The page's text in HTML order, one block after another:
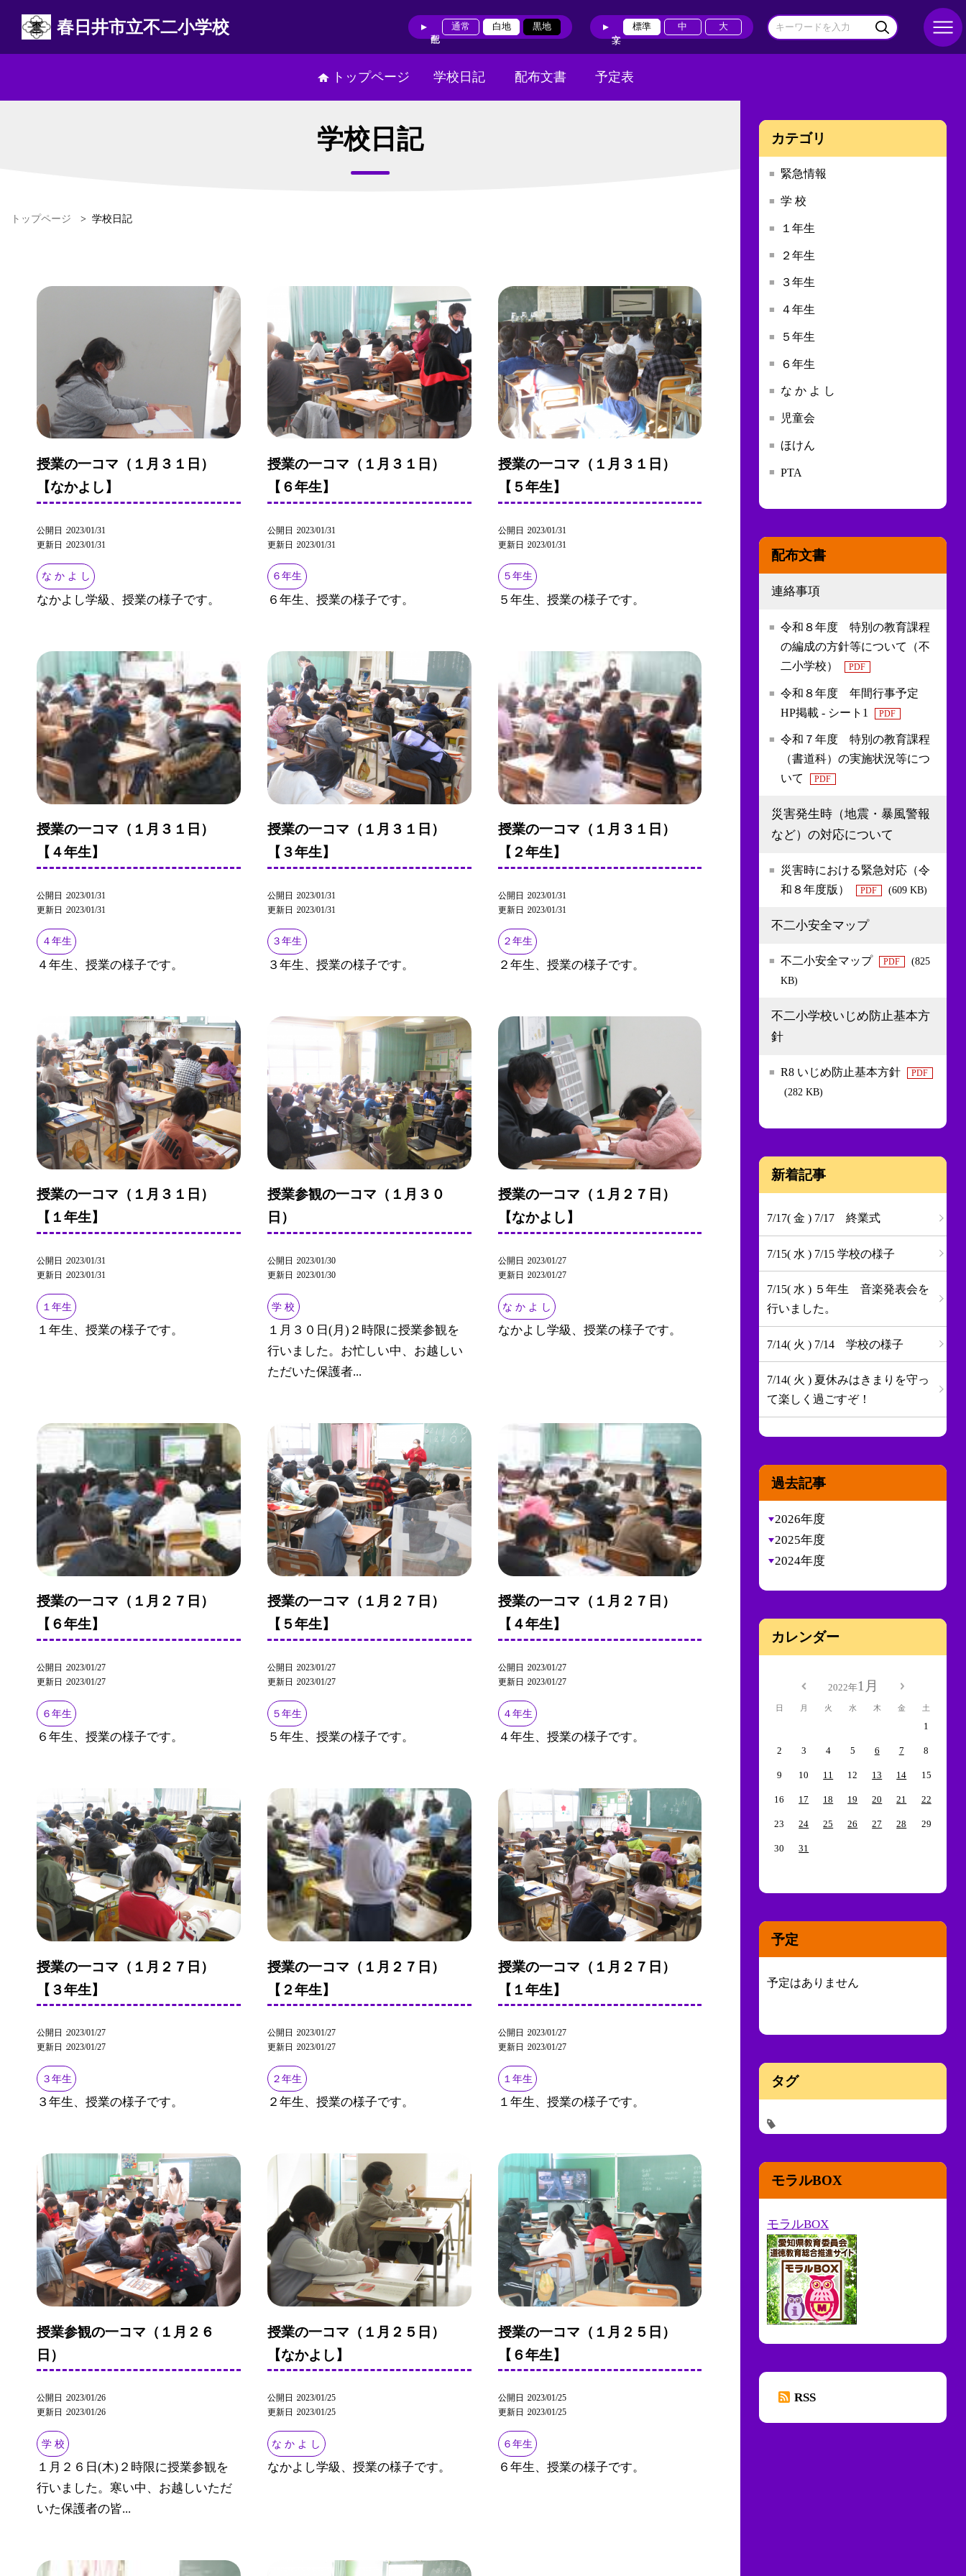
春日井市立不二小学校 通常 白地 黒地 標準 中 大
トップページ 学校日記 配布文書 予定表
学校日記
トップページ > 学校日記
授業の一コマ（１月３１日）
【なかよし】
公開日 2023/01/31
更新日 2023/01/31
な か よ し
なかよし学級、授業の様子です。
授業の一コマ（１月３１日）
【６年生】
公開日 2023/01/31
更新日 2023/01/31
６年生
６年生、授業の様子です。
授業の一コマ（１月３１日）
【５年生】
公開日 2023/01/31
更新日 2023/01/31
５年生
５年生、授業の様子です。
授業の一コマ（１月３１日）
【４年生】
公開日
2023/01/31
更新日
2023/01/31
４年生
４年生、授業の様子です。
授業の一コマ（１月３１日）
【３年生】
公開日
2023/01/31
更新日
2023/01/31
３年生
３年生、授業の様子です。
授業の一コマ（１月３１日）
【２年生】
公開日 2023/01/31
更新日 2023/01/31
２年生
２年生、授業の様子です。
授業の一コマ（１月３１日）
【１年生】
公開日
2023/01/31
更新日
2023/01/31
１年生
１年生、授業の様子です。
授業参観の一コマ（１月３０
日）
公開日
2023/01/30
更新日
2023/01/30
学 校
１月３０日(月)２時限に授業参観を
行いました。お忙しい中、お越しい
ただいた保護者...
授業の一コマ（１月２７日）
【なかよし】
公開日 2023/01/27
更新日 2023/01/27
な か よ し
なかよし学級、授業の様子です。
授業の一コマ（１月２７日）
【６年生】
公開日
2023/01/27
更新日
2023/01/27
６年生
６年生、授業の様子です。
授業の一コマ（１月２７日）
【５年生】
公開日
2023/01/27
更新日
2023/01/27
５年生
５年生、授業の様子です。
授業の一コマ（１月２７日）
【４年生】
公開日 2023/01/27
更新日 2023/01/27
４年生
４年生、授業の様子です。
授業の一コマ（１月２７日）
【３年生】
公開日
2023/01/27
更新日
2023/01/27
３年生
３年生、授業の様子です。
授業の一コマ（１月２７日）
【２年生】
公開日
2023/01/27
更新日
2023/01/27
２年生
２年生、授業の様子です。
授業の一コマ（１月２７日）
【１年生】
公開日 2023/01/27
更新日 2023/01/27
１年生
１年生、授業の様子です。
授業参観の一コマ（１月２６
日）
公開日
2023/01/26
更新日
2023/01/26
学 校
１月２６日(木)２時限に授業参観を
行いました。寒い中、お越しいただ
いた保護者の皆...
授業の一コマ（１月２５日）
【なかよし】
公開日
2023/01/25
更新日
2023/01/25
な か よ し
なかよし学級、授業の様子です。
授業の一コマ（１月２５日）
【６年生】
公開日 2023/01/25
更新日 2023/01/25
６年生
６年生、授業の様子です。
カテゴリ
緊急情報
学 校
１年生
２年生
３年生
４年生
５年生
６年生
な か よ し
児童会
ほけん
PTA
配布文書
連絡事項
令和８年度 特別の教育課程
の編成の方針等について（不
二小学校）
PDF
令和８年度 年間行事予定
HP掲載 - シート1
PDF
令和７年度 特別の教育課程
（書道科）の実施状況等につ
いて
PDF
災害発生時（地震・暴風警報
など）の対応について
災害時における緊急対応（令
和８年度版）
PDF (609 KB)
不二小安全マップ
不二小安全マップ PDF
(825
KB)
不二小学校いじめ防止基本方
針
R8 いじめ防止基本方針 PDF
(282 KB)
新着記事
7/17( 金 ) 7/17 終業式
7/15( 水 ) 7/15 学校の様子
7/15( 水 ) ５年生 音楽発表会を
行いました。
7/14( 火 ) 7/14 学校の様子
7/14( 火 ) 夏休みはきまりを守っ
て楽しく過ごすぞ！
過去記事
2026年度
2025年度
2024年度
カレンダー
2022年1月
日 月 火 水 木 金 土
1
2 3 4 5 6 7 8
9 10 11 12 13 14 15
16 17 18 19 20 21 22
23 24 25 26 27 28 29
30 31
予定
予定はありません
タグ
モラルBOX
モラルBOX
RSS